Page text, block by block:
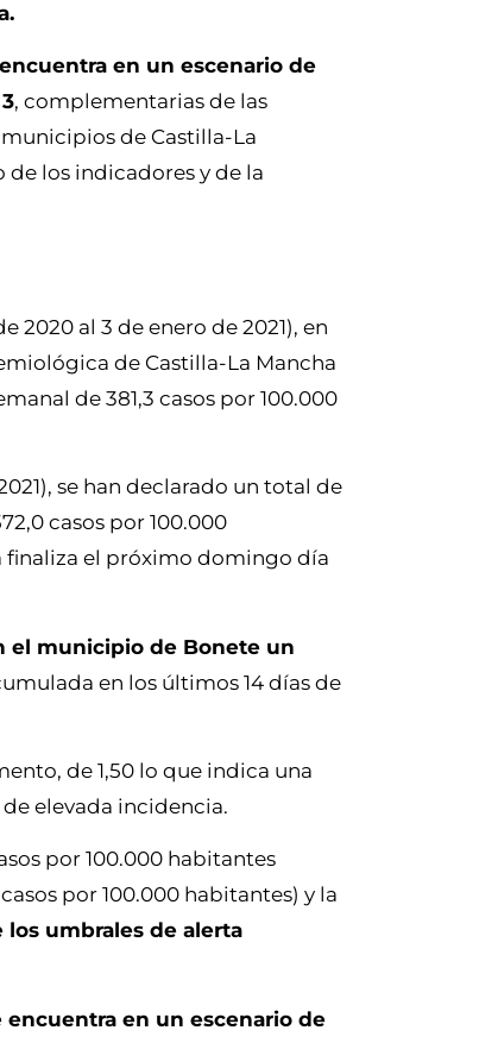
en un escenario de
, complementarias de las
de Castilla-La
los indicadores y de la
2020 al 3 de enero de 2021), en
de Castilla-La Mancha
de 381,3 casos por 100.000
se han declarado un total de
casos por 100.000
finaliza el próximo domingo día
el municipio de Bonete un
en los últimos 14 días de
de 1,50 lo que indica una
de elevada incidencia.
por 100.000 habitantes
por 100.000 habitantes) y la
umbrales de alerta
en un escenario de